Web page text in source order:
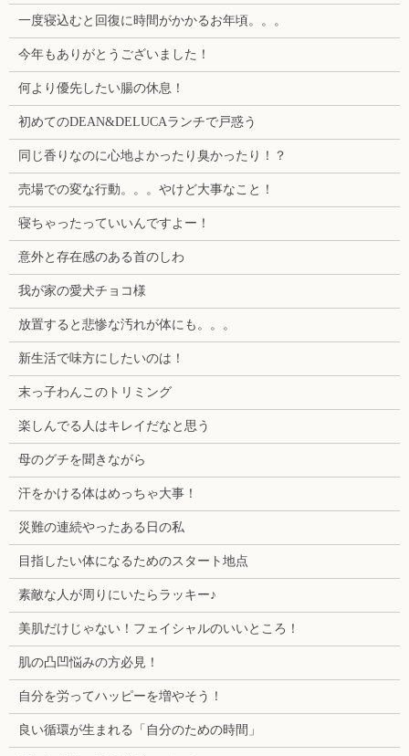
一度寝込むと回復に時間がかかるお年頃。。。
今年もありがとうございました！
何より優先したい腸の休息！
初めてのDEAN&DELUCAランチで戸惑う
同じ香りなのに心地よかったり臭かったり！？
売場での変な行動。。。やけど大事なこと！
寝ちゃったっていいんですよー！
意外と存在感のある首のしわ
我が家の愛犬チョコ様
放置すると悲惨な汚れが体にも。。。
新生活で味方にしたいのは！
末っ子わんこのトリミング
楽しんでる人はキレイだなと思う
母のグチを聞きながら
汗をかける体はめっちゃ大事！
災難の連続やったある日の私
目指したい体になるためのスタート地点
素敵な人が周りにいたらラッキー♪
美肌だけじゃない！フェイシャルのいいところ！
肌の凸凹悩みの方必見！
自分を労ってハッピーを増やそう！
良い循環が生まれる「自分のための時間」